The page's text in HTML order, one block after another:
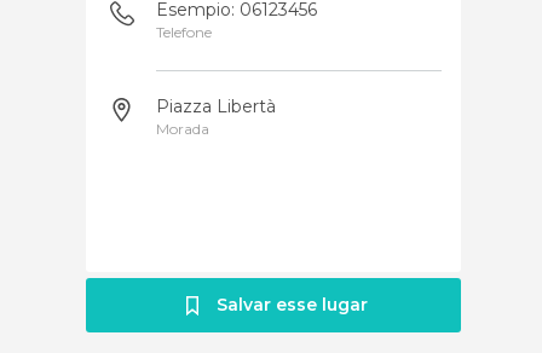
Esempio: 06123456
Telefone
Piazza Libertà
Morada
Salvar esse lugar